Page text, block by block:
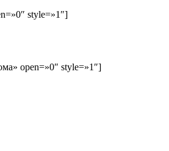
style=»1″]
open=»0″ style=»1″]